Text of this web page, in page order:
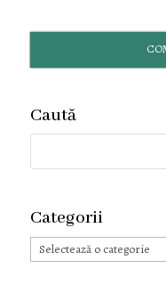
Caută
Categorii
Categorii